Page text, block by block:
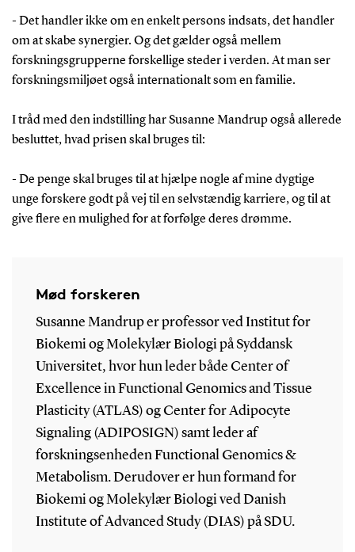
- Det handler ikke om en enkelt persons indsats, det handler
om at skabe synergier. Og det gælder også mellem
forskningsgrupperne forskellige steder i verden. At man ser
forskningsmiljøet også internationalt som en familie.
I tråd med den indstilling har Susanne Mandrup også allerede
besluttet, hvad prisen skal bruges til:
- De penge skal bruges til at hjælpe nogle af mine dygtige
unge forskere godt på vej til en selvstændig karriere, og til at
give flere en mulighed for at forfølge deres drømme.
Mød forskeren
Susanne Mandrup er professor ved Institut for
Biokemi og Molekylær Biologi på Syddansk
Universitet, hvor hun leder både Center of
Excellence in Functional Genomics and Tissue
Plasticity (ATLAS) og Center for Adipocyte
Signaling (ADIPOSIGN) samt leder af
forskningsenheden Functional Genomics &
Metabolism. Derudover er hun formand for
Biokemi og Molekylær Biologi ved Danish
Institute of Advanced Study (DIAS) på SDU.